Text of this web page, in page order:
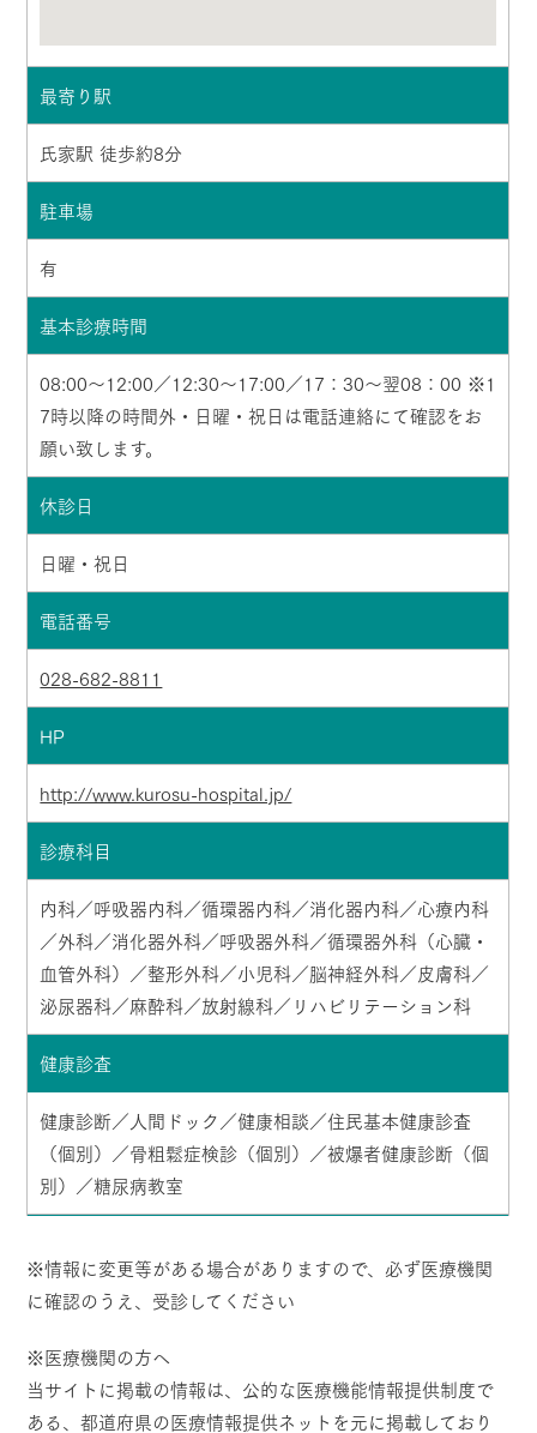
最寄り駅
氏家駅 徒歩約8分
駐車場
有
基本診療時間
08:00～12:00／12:30～17:00／17：30～翌08：00 ※1
7時以降の時間外・日曜・祝日は電話連絡にて確認をお
願い致します。
休診日
日曜・祝日
電話番号
028-682-8811
HP
http://www.kurosu-hospital.jp/
診療科目
内科／呼吸器内科／循環器内科／消化器内科／心療内科
／外科／消化器外科／呼吸器外科／循環器外科（心臓・
血管外科）／整形外科／小児科／脳神経外科／皮膚科／
泌尿器科／麻酔科／放射線科／リハビリテーション科
健康診査
健康診断／人間ドック／健康相談／住民基本健康診査
（個別）／骨粗鬆症検診（個別）／被爆者健康診断（個
別）／糖尿病教室
※情報に変更等がある場合がありますので、必ず医療機関
に確認のうえ、受診してください
※医療機関の方へ
当サイトに掲載の情報は、公的な医療機能情報提供制度で
ある、都道府県の医療情報提供ネットを元に掲載しており